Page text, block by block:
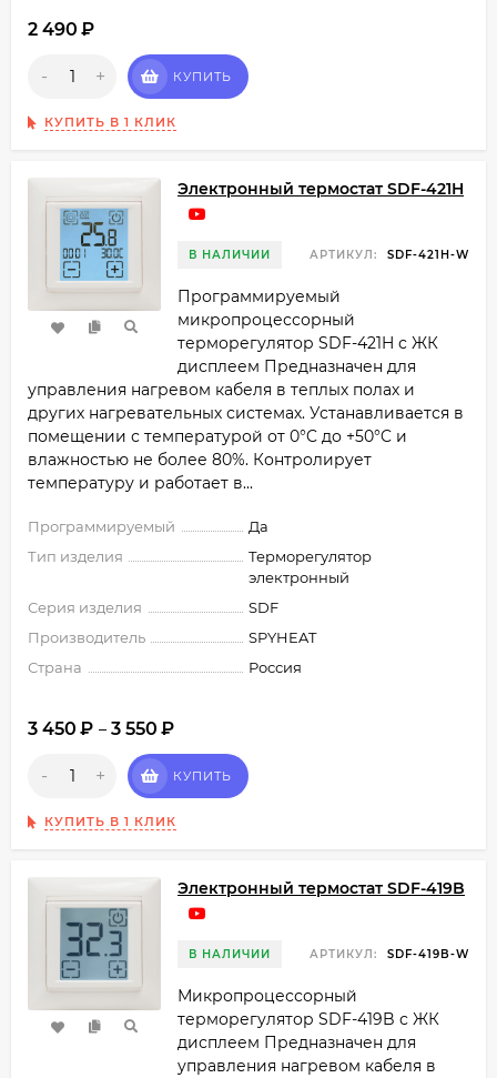
2 490 ₽
- + КУПИТЬ
КУПИТЬ В 1 КЛИК
Электронный термостат SDF-421H
В НАЛИЧИИ АРТИКУЛ: SDF-421H-W
Программируемый
микропроцессорный
терморегулятор SDF-421H с ЖК
дисплеем Предназначен для
управления нагревом кабеля в теплых полах и
других нагревательных системах. Устанавливается в
помещении с температурой от 0°C до +50°C и
влажностью не более 80%. Контролирует
температуру и работает в...
Программируемый
Да
Тип изделия
Терморегулятор
электронный
Серия изделия
SDF
Производитель
SPYHEAT
Страна
Россия
3 450 ₽ – 3 550 ₽
- + КУПИТЬ
КУПИТЬ В 1 КЛИК
Электронный термостат SDF-419B
В НАЛИЧИИ АРТИКУЛ: SDF-419B-W
Микропроцессорный
терморегулятор SDF-419B с ЖК
дисплеем Предназначен для
управления нагревом кабеля в